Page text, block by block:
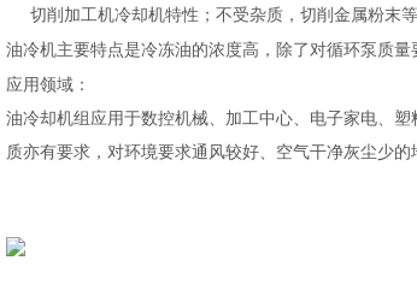
切削加工机冷却机特性；不受杂质，切削金属粉末
油冷机主要特点是冷冻油的浓度高，除了对循环泵质
应用领域：
油冷却机组应用于数控机械、加工中心、电子家电、
质亦有要求，对环境要求通风较好、空气干净灰尘少的